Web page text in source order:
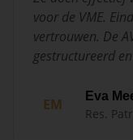
voor de VME.
vertrouwen. De
gestructureerd
EM Eva
Res.